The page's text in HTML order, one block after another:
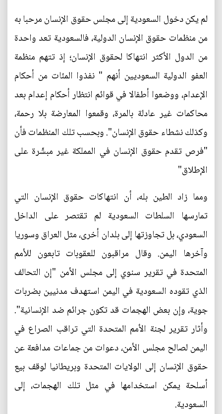
لم يكن دخول السعودية إلى مجلس حقوق الإنسان مرحبا به
من منظمات حقوق الإنسان الدولية، فالسعودية تعد واحدة
من الدول الأكثر انتهاكا لحقوق الإنسان؛ إذ تتهم منظمة
العفو الدولية السعوديين أنهم " نفذوا المئات من أحكام
الإعدام، ووضعوا أطفالا في قوائم انتظار أحكام إعدام بعد
محاكمات غير عادلة بالمرة، وقمعوا المعارضة بلا رحمة،
وكذلك نشطاء حقوق الإنسان". وبحسب تلك المنظمات فأن
"فرص تقدم حقوق الإنسان في المملكة غير مبشّرة على
الإطلاق"
ومما زاد الطين بله، أن انتهاكات حقوق الإنسان التي
تمارسها السلطات السعودية لم تقتصر على الداخل
السعودي، بل تجاوزتها إلى بلدان أخرى، مثل العراق وسوريا
وآخرها اليمن. وقال مراقبون للعقوبات تابعون للأمم
المتحدة في تقرير سنوي إلى مجلس الأمن "إن التحالف
الذي تقوده السعودية في اليمن استهدف مدنيين بضربات
جوية، وإن بعض الهجمات قد تكون جرائم ضد الإنسانية".
وأثار تقرير لجنة الأمم المتحدة التي تراقب الصراع في
اليمن لصالح مجلس الأمن، دعوات من جماعات مدافعة عن
حقوق الإنسان إلى الولايات المتحدة وبريطانيا لوقف بيع
أسلحة يمكن استخدامها في مثل تلك الهجمات، إلى
السعودية.